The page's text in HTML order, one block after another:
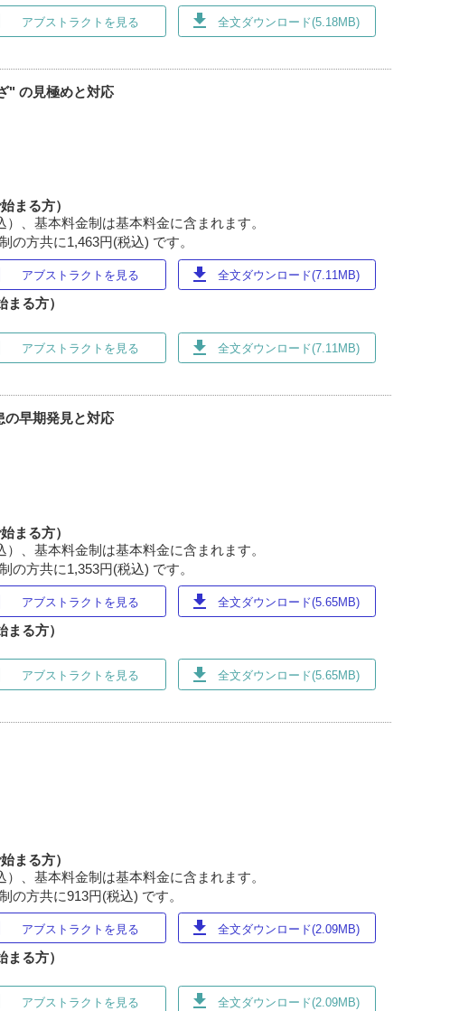
アブストラクトを見る download 全文ダウンロード(5.18MB)
" の見極めと対応
まる方）
、基本料金制は基本料金に含まれます。
の方共に1,463円(税込) です。
アブストラクトを見る download 全文ダウンロード(7.11MB)
る方）
アブストラクトを見る download 全文ダウンロード(7.11MB)
の早期発見と対応
まる方）
、基本料金制は基本料金に含まれます。
の方共に1,353円(税込) です。
アブストラクトを見る download 全文ダウンロード(5.65MB)
る方）
アブストラクトを見る download 全文ダウンロード(5.65MB)
まる方）
、基本料金制は基本料金に含まれます。
の方共に913円(税込) です。
アブストラクトを見る download 全文ダウンロード(2.09MB)
る方）
アブストラクトを見る download 全文ダウンロード(2.09MB)